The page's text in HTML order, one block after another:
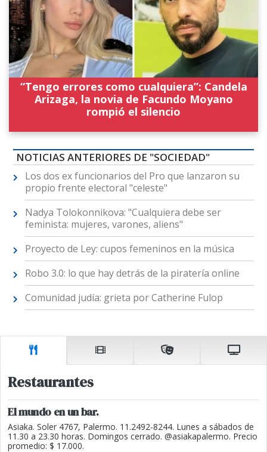
“Tengo errores como cualquiera”: Candela
Arizaga, la novia de Facundo Moyano
rompió el silencio
NOTICIAS ANTERIORES DE "SOCIEDAD"
Los dos ex funcionarios del Pro que lanzaron su
propio frente electoral "celeste"
Nadya Tolokonnikova: "Cualquiera debe ser
feminista: mujeres, varones, aliens"
Proyecto de Ley: cupos femeninos en la música
Robo 3.0: lo que hay detrás de la piratería online
Comunidad judía: grieta por Catherine Fulop
Restaurantes
El mundo en un bar.
Asiaka. Soler 4767, Palermo. 11.2492-8244. Lunes a sábados de
11.30 a 23.30 horas. Domingos cerrado. @asiakapalermo. Precio
promedio: $ 17.000.